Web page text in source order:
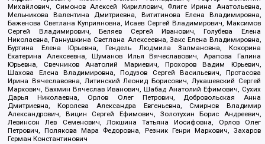
Михайлович, Симонов Алексей Кириллович, Флиге Ирина Анатольевна,
Мельникова Валентина Дмитриевна, Вититинова Елена Владимировна,
Баженова Светлана Куприяновна, Исаев Сергей Владимирович, Максимов
Сергей Владимирович, Беляев Сергей Иванович, Голубева Елена
Николаевна, Ганнушкина Светлана Алексеевна, Закс Елена Владимировна,
Буртина Елена Юрьевна, Гендель Людмила Залмановна, Кокорина
Екатерина Алексеевна, Шуманов Илья Вячеславович, Арапова Галина
Юрьевна, Свечников Анатолий Мариевич, Прохоров Вадим Юрьевич,
Шахова Елена Владимировна, Подузов Сергей Васильевич, Протасова
Ирина Вячеславовна, Литинский Леонид Борисович, Лукашевский Сергей
Маркович, Бахмин Вячеслав Иванович, Шабад Анатолий Ефимович, Сухих
Дарья Николаевна, Орлов Олег Петрович, Добровольская Анна
Дмитриевна, Королева Александра Евгеньевна, Смирнов Владимир
Александрович, Вицин Сергей Ефимович, Золотухин Борис Андреевич,
Левинсон Лев Семенович, Локшина Татьяна Иосифовна, Орлов Олег
Петрович, Полякова Мара Федоровна, Резник Генри Маркович, Захаров
Герман Константинович